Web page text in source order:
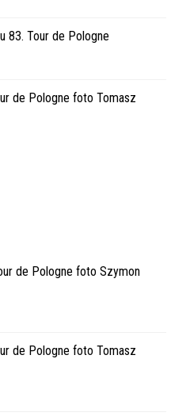
83. Tour de Pologne
de Pologne foto Tomasz
de Pologne foto Szymon
de Pologne foto Tomasz